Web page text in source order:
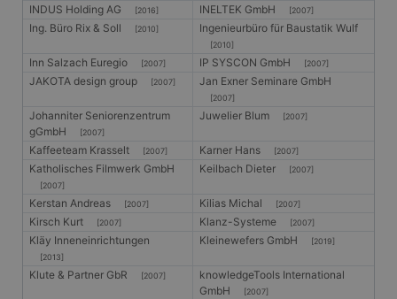
INDUS Holding AG [2016] INELTEK GmbH [2007]
Ing. Büro Rix & Soll [2010] Ingenieurbüro für Baustatik Wulf
[2010]
Inn Salzach Euregio [2007] IP SYSCON GmbH [2007]
JAKOTA design group [2007] Jan Exner Seminare GmbH
[2007]
Johanniter Seniorenzentrum
gGmbH
[2007]
Juwelier Blum [2007]
Kaffeeteam Krasselt [2007] Karner Hans [2007]
Katholisches Filmwerk GmbH
[2007]
Keilbach Dieter [2007]
Kerstan Andreas [2007] Kilias Michal [2007]
Kirsch Kurt [2007] Klanz-Systeme [2007]
Kläy Inneneinrichtungen
[2013]
Kleinewefers GmbH [2019]
Klute & Partner GbR [2007]
knowledgeTools International
GmbH
[2007]